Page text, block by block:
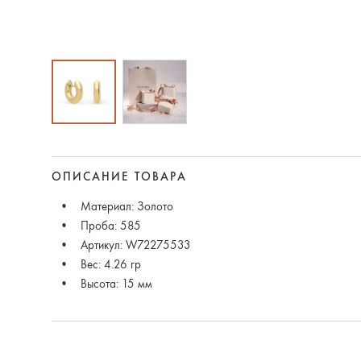
ОПИСАНИЕ ТОВАРА
Материал: Золото
Проба: 585
Артикул: W72275533
Вес: 4.26 гр
Высота: 15 мм